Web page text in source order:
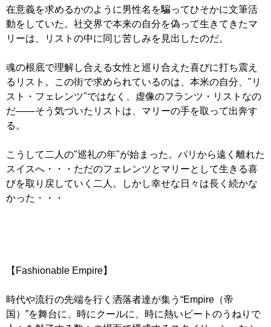
在意義を求めるかのように男性名を騙ってひそかに文筆活
動をしていた。社交界で本来の自分を偽って生きてきたマ
リーは、リストの中に同じ苦しみを見出したのだ。
魂の根底で理解し合える女性と巡り合えた喜びに打ち震え
るリスト。この街で求められているのは、本米の自分、"リ
スト・フェレンツ"ではなく、虚像のフランツ・リストなの
だ――そう気づいたリストは、マリーの手を取って出奔す
る。
こうして二人の"巡礼の年"が始まった。パリから遠く離れた
スイスへ・・・ただのフェレンツとマリーとして生きる喜
びを取り戻していく二人。しかし幸せな日々は長く続かな
かった・・・
【Fashionable Empire】
時代や流行の先端を行く洒落者達が集う“Empire（帝
国）”を舞台に、時にクールに、時に熱いビートのうねりで